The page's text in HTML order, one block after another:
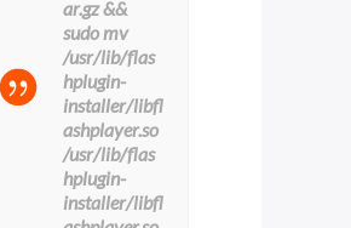
ar.gz &&
sudo mv
/usr/lib/flas
hplugin-
installer/libfl
ashplayer.so
/usr/lib/flas
hplugin-
installer/libfl